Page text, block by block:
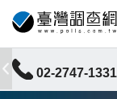
02-2747-1331